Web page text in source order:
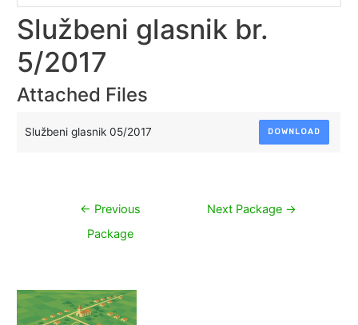
Službeni glasnik br.
5/2017
Attached Files
Službeni glasnik 05/2017 DOWNLOAD
Navigacija
← Previous
Package
Next Package →